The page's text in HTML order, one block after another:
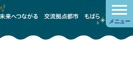
メニュー